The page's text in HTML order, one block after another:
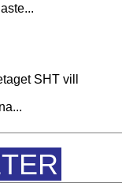
SHT vill